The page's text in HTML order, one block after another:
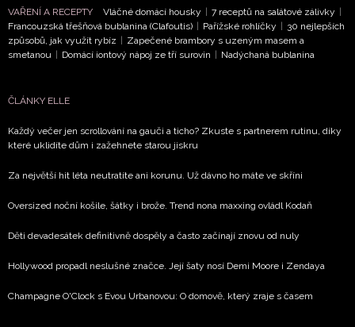
Chcete navíc dostávat i další zajímavé a exkluzivní informace
partnerů? Pokud souhlasíte se zpracováním údajů k tomuto
podleZásad ochrany soukromí BurdaMedia Extra s.r.o.
toto pole.
VAŘENÍ A RECEPTY Vláčné domácí housky | 7 receptů na salátové zálivky |
Francouzská třešňová bublanina (Clafoutis) | Pařížské rohlíčky | 30 nejlepších
způsobů, jak využít rybíz | Zapečené brambory s uzeným masem a
smetanou | Domácí iontový nápoj ze tří surovin | Nadýchaná bublanina
ČLÁNKY ELLE
Každý večer jen scrollování na gauči a ticho? Zkuste s partnerem rutinu, díky
které uklidíte dům i zažehnete starou jiskru
Za největší hit léta neutratíte ani korunu. Už dávno ho máte ve skříni
Oversized noční košile, šátky i brože. Trend nona maxxing ovládl Kodaň
Děti devadesátek definitivně dospěly a často začínají znovu od nuly
Hollywood propadl neslušné značce. Její šaty nosí Demi Moore i Zendaya
Champagne O'Clock s Evou Urbanovou: O domově, který zraje s časem